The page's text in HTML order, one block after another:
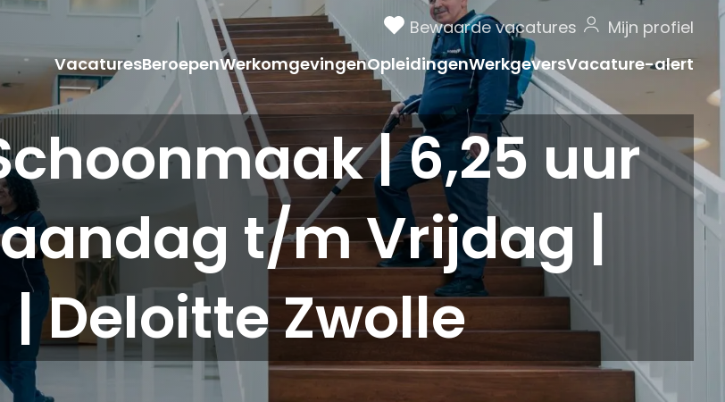
Bewaarde vacatures
Mijn profiel
VacaturesBeroepenWerkomgevingenOpleidingenWerkgeversVacature-alert
| 6,25 uur
t/m Vrijdag |
Deloitte Zwolle